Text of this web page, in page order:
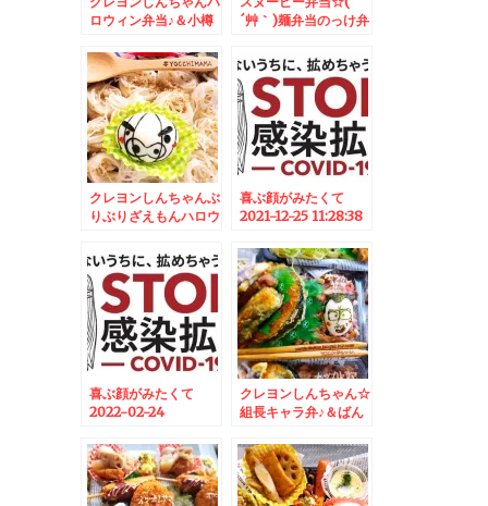
ロウィン弁当♪＆小樽
ラ♪
´艸｀)麺弁当のっけ弁
クレヨンしんちゃんぶ
りぶりざえもんハロウ
ルゴ13」聖地巡礼で
おのぼりさんにな
る。。。ｗｗｗ
喜ぶ顔がみたくて
2021-12-25 11:28:38
喜ぶ顔がみたくて
2022-02-24
クレヨンしんちゃん☆
組長キャラ弁♪＆ばん
うますぎる～～～～～
～！！